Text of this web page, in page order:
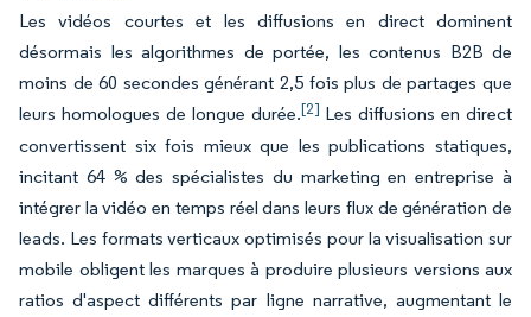
Les vidéos courtes et les diffusions en direct dominent
désormais les algorithmes de portée, les contenus B2B de
moins de 60 secondes générant 2,5 fois plus de partages que
leurs homologues de longue durée.[2] Les diffusions en direct
convertissent six fois mieux que les publications statiques,
incitant 64 % des spécialistes du marketing en entreprise à
intégrer la vidéo en temps réel dans leurs flux de génération de
leads. Les formats verticaux optimisés pour la visualisation sur
mobile obligent les marques à produire plusieurs versions aux
ratios d'aspect différents par ligne narrative, augmentant le